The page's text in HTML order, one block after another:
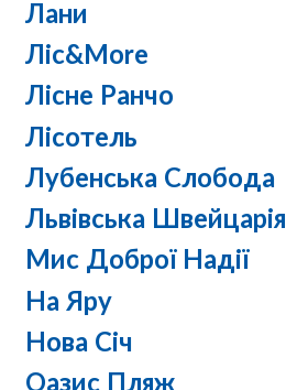
Лани
Ліс&More
Лісне Ранчо
Лісотель
Лубенська Слобода
Львівська Швейцарія
Мис Доброї Надії
На Яру
Нова Січ
Оазис Пляж